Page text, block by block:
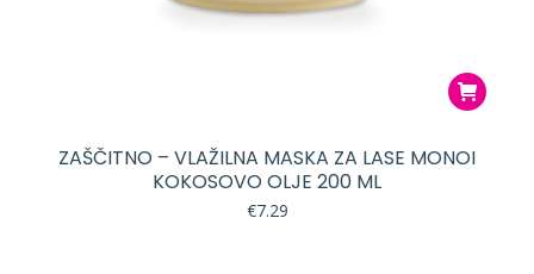
ZAŠČITNO – VLAŽILNA MASKA ZA LASE MONOI
KOKOSOVO OLJE 200 ML
€7.29